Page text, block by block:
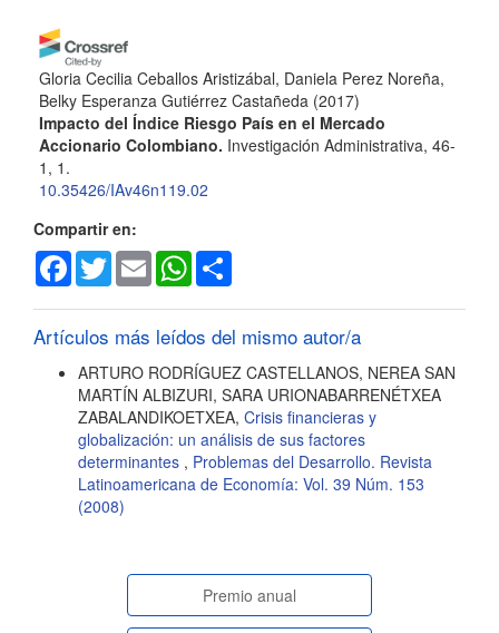
artículo
Gloria Cecilia Ceballos Aristizábal, Daniela Perez Noreña,
Belky Esperanza Gutiérrez Castañeda (2017)
Impacto del Índice Riesgo País en el Mercado
Accionario Colombiano. Investigación Administrativa, 46-
1, 1.
10.35426/IAv46n119.02
Compartir en:
Facebook
Twitter Email WhatsApp
Artículos más leídos del mismo autor/a
ARTURO RODRÍGUEZ CASTELLANOS, NEREA SAN
MARTÍN ALBIZURI, SARA URIONABARRENÉTXEA
ZABALANDIKOETXEA, Crisis financieras y
globalización: un análisis de sus factores
determinantes , Problemas del Desarrollo. Revista
Latinoamericana de Economía: Vol. 39 Núm. 153
(2008)
paginasespeciales
Premio anual